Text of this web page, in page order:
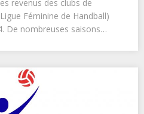
revenus des clubs de
Féminine de Handball)
De nombreuses saisons…